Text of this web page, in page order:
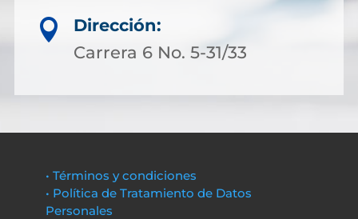

Dirección:
Carrera 6 No. 5-31/33
• Términos y condiciones
• Política de Tratamiento de Datos
Personales